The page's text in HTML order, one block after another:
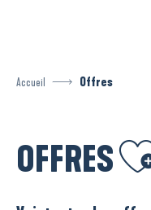
Accueil Offres
OFFRES